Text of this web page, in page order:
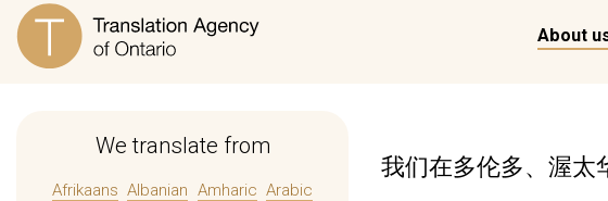
About
We translate from
Afrikaans Albanian Amharic Arabic
我们在多伦多、渥太